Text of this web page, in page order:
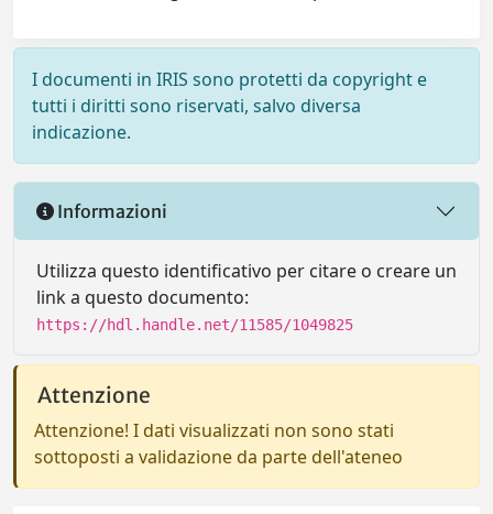
I documenti in IRIS sono protetti da copyright e
tutti i diritti sono riservati, salvo diversa
indicazione.
Informazioni
Utilizza questo identificativo per citare o creare un
link a questo documento:
https://hdl.handle.net/11585/1049825
Attenzione
Attenzione! I dati visualizzati non sono stati
sottoposti a validazione da parte dell'ateneo